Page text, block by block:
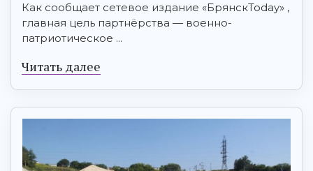
Как сообщает сетевое издание «БрянскToday» ,
главная цель партнёрства — военно-
патриотическое ...
Читать далее